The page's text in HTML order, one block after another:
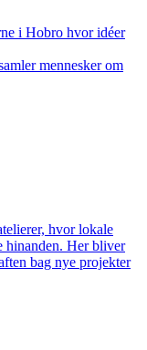
i Hobro hvor idéer
mennesker om
hvor lokale
hinanden. Her bliver
bag nye projekter